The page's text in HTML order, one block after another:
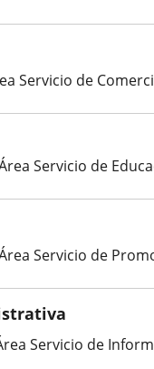
Servicio de
Servicio de
Servicio de
Servicio de